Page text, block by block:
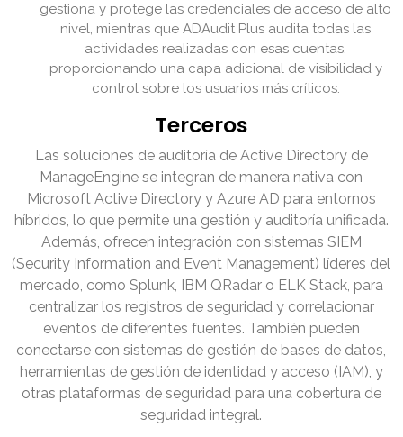
gestiona y protege las credenciales de acceso de alto
nivel, mientras que ADAudit Plus audita todas las
actividades realizadas con esas cuentas,
proporcionando una capa adicional de visibilidad y
control sobre los usuarios más críticos.
Terceros
Las soluciones de auditoría de Active Directory de
ManageEngine se integran de manera nativa con
Microsoft Active Directory y Azure AD para entornos
híbridos, lo que permite una gestión y auditoría unificada.
Además, ofrecen integración con sistemas SIEM
(Security Information and Event Management) líderes del
mercado, como Splunk, IBM QRadar o ELK Stack, para
centralizar los registros de seguridad y correlacionar
eventos de diferentes fuentes. También pueden
conectarse con sistemas de gestión de bases de datos,
herramientas de gestión de identidad y acceso (IAM), y
otras plataformas de seguridad para una cobertura de
seguridad integral.